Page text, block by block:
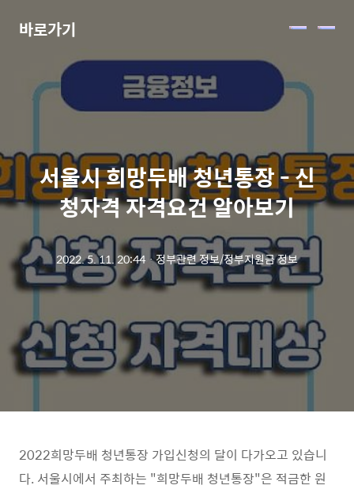
바로가기 메
서울시 희망두배 청년통장 - 신
청자격 자격요건 알아보기
2022. 5. 11. 20:44 ㆍ정부관련 정보/정부지원금 정보
2022희망두배 청년통장 가입신청의 달이 다가오고 있습니
다. 서울시에서 주최하는 "희망두배 청년통장"은 적금한 원